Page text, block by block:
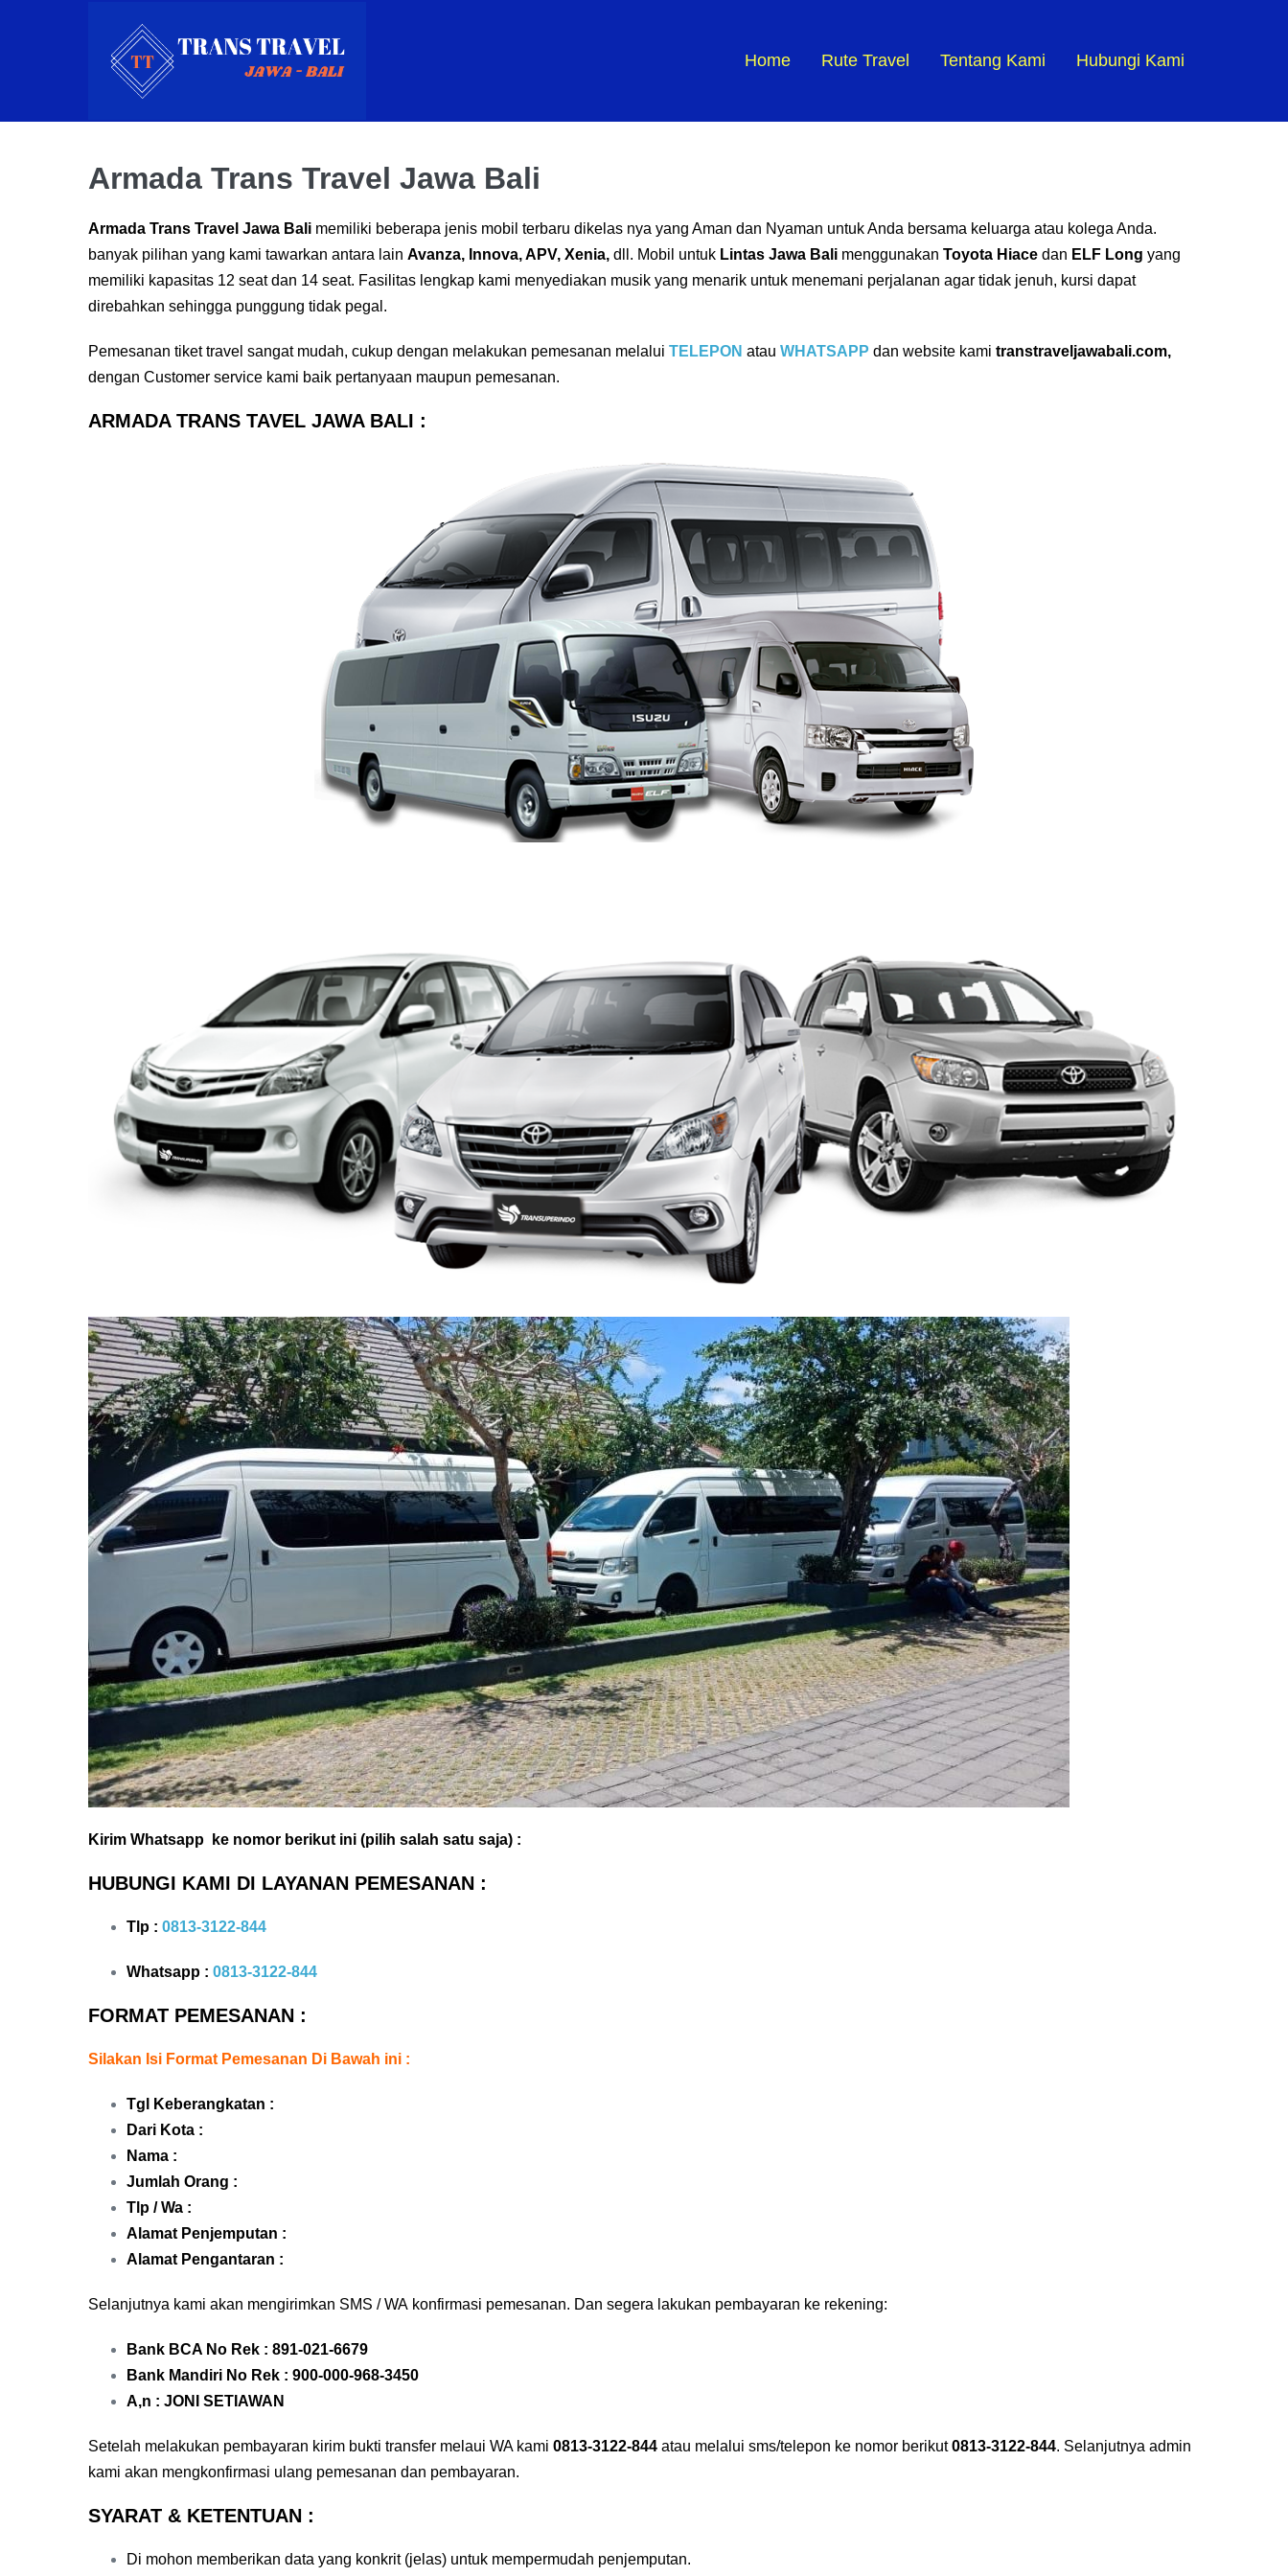
Home Rute Travel Tentang Kami Hubungi Kami
Armada Trans Travel Jawa Bali
Armada Trans Travel Jawa Bali memiliki beberapa jenis mobil terbaru dikelas nya yang Aman dan Nyaman untuk Anda bersama keluarga atau kolega Anda.
banyak pilihan yang kami tawarkan antara lain Avanza, Innova, APV, Xenia, dll. Mobil untuk Lintas Jawa Bali menggunakan Toyota Hiace dan ELF Long yang
memiliki kapasitas 12 seat dan 14 seat. Fasilitas lengkap kami menyediakan musik yang menarik untuk menemani perjalanan agar tidak jenuh, kursi dapat
direbahkan sehingga punggung tidak pegal.
Pemesanan tiket travel sangat mudah, cukup dengan melakukan pemesanan melalui TELEPON atau WHATSAPP dan website kami transtraveljawabali.com,
dengan Customer service kami baik pertanyaan maupun pemesanan.
ARMADA TRANS TAVEL JAWA BALI :
Kirim Whatsapp ke nomor berikut ini (pilih salah satu saja) :
HUBUNGI KAMI DI LAYANAN PEMESANAN :
Tlp : 0813-3122-844
Whatsapp : 0813-3122-844
FORMAT PEMESANAN :
Silakan Isi Format Pemesanan Di Bawah ini :
Tgl Keberangkatan :
Dari Kota :
Nama :
Jumlah Orang :
Tlp / Wa :
Alamat Penjemputan :
Alamat Pengantaran :
Selanjutnya kami akan mengirimkan SMS / WA konfirmasi pemesanan. Dan segera lakukan pembayaran ke rekening:
Bank BCA No Rek : 891-021-6679
Bank Mandiri No Rek : 900-000-968-3450
A,n : JONI SETIAWAN
Setelah melakukan pembayaran kirim bukti transfer melaui WA kami 0813-3122-844 atau melalui sms/telepon ke nomor berikut0813-3122-844. Selanjutnya admin
kami akan mengkonfirmasi ulang pemesanan dan pembayaran.
SYARAT & KETENTUAN :
Di mohon memberikan data yang konkrit (jelas) untuk mempermudah penjemputan.